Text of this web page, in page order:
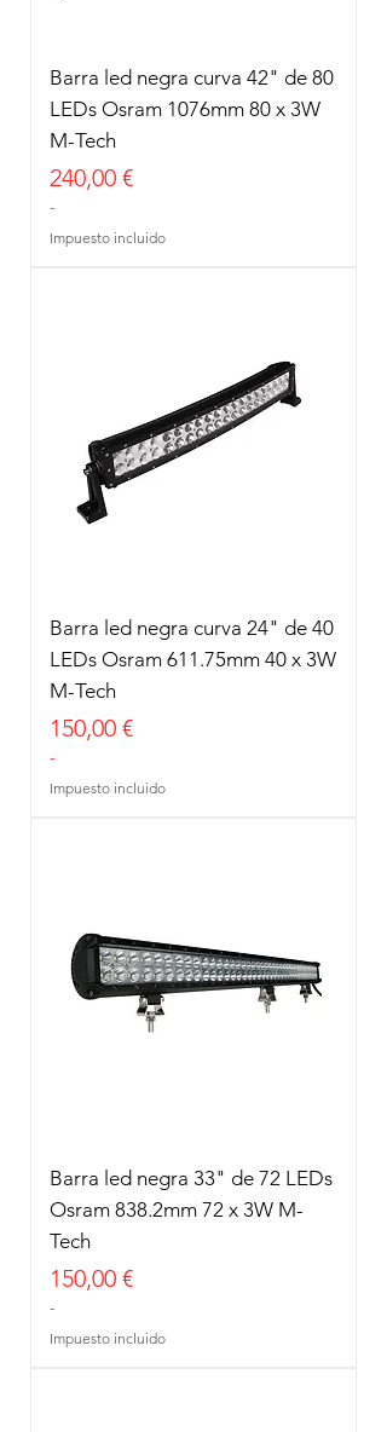
Barra led negra curva 42" de 80
LEDs Osram 1076mm 80 x 3W
M-Tech
Precio
240,00 €
-
Impuesto incluido
Barra led negra curva 24" de 40
LEDs Osram 611.75mm 40 x 3W
M-Tech
Precio
150,00 €
-
Impuesto incluido
Barra led negra 33" de 72 LEDs
Osram 838.2mm 72 x 3W M-
Tech
Precio
150,00 €
-
Impuesto incluido